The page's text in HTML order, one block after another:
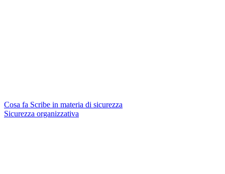
Cosa fa Scribe in materia di sicurezza
Sicurezza organizzativa